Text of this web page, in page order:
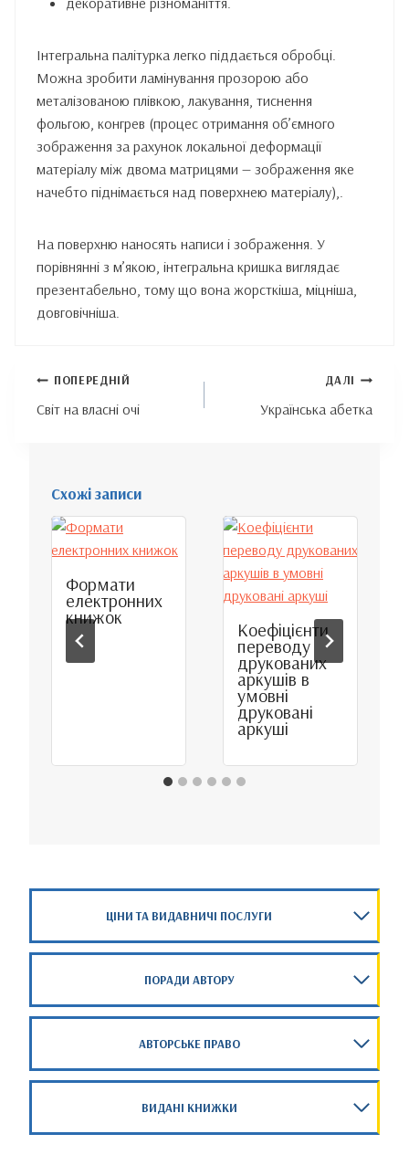
Інтегральна палітурка легко піддається обробці.
Можна зробити ламінування прозорою або
металізованою плівкою, лакування, тиснення
фольгою, конгрев (процес отримання об’ємного
зображення за рахунок локальної деформації
матеріалу між двома матрицями — зображення яке
начебто піднімається над поверхнею матеріалу),.
На поверхню наносять написи і зображення. У
порівнянні з м’якою, інтегральна кришка виглядає
презентабельно, тому що вона жорсткіша, міцніша,
довговічніша.
Навігація
записів
ПОПЕРЕДНІЙ
Світ на власні очі
ДАЛІ
Українська абетка
Схожі записи
Формати
електронних
книжок
Коефіцієнти
переводу
друкованих
аркушів в
умовні
друковані
аркуші
ЦІНИ ТА ВИДАВНИЧІ ПОСЛУГИ
ПОРАДИ АВТОРУ
АВТОРСЬКЕ ПРАВО
ВИДАНІ КНИЖКИ